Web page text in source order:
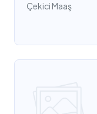
Çekici Maaş